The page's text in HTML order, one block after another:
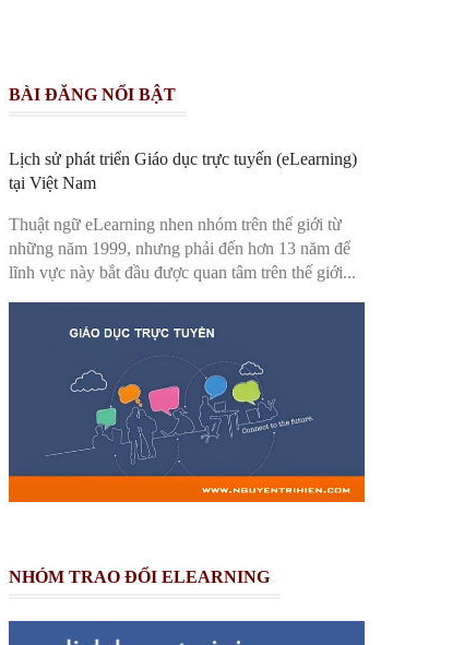
BÀI ĐĂNG NỔI BẬT
Lịch sử phát triển Giáo dục trực tuyến (eLearning)
tại Việt Nam
Thuật ngữ eLearning nhen nhóm trên thế giới từ
những năm 1999, nhưng phải đến hơn 13 năm để
lĩnh vực này bắt đầu được quan tâm trên thế giới...
NHÓM TRAO ĐỔI ELEARNING